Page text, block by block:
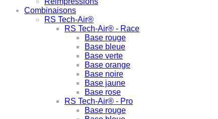
Combinaisons
RS Tech-Air®
RS Tech-Air® - Race
Base rouge
Base bleue
Base verte
Base orange
Base noire
Base jaune
Base rose
RS Tech-Air® - Pro
Base rouge